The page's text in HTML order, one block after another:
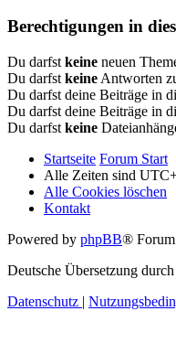
Berechtigungen in
Du darfst keine neuen
Du darfst keine Antworten
Du darfst deine Beiträge in
Du darfst deine Beiträge in
Du darfst keine
Startseite Forum Start
Alle Zeiten sind
Alle Cookies löschen
Kontakt
Powered by phpBB®
Deutsche Übersetzung durch
Datenschutz |